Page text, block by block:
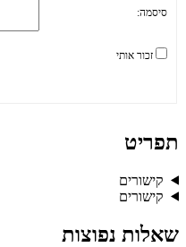
סיסמה:
זכור אותי
תפריט
קישורים
קישורים
שאלות נפוצות